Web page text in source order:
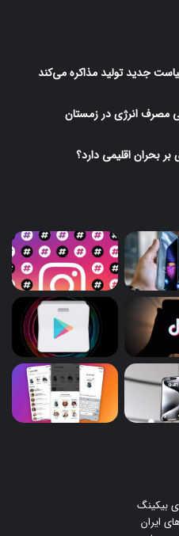
حاوی تغییرات قیمتی ۱۰ ارز دیجیتالی بزرگ از نظر ارزش بازار
جدید تولید مذاکره می‌کند
مصرف انرژی در زمستان
بحران اقلیمی دارد؟
بیکینگ
ایران